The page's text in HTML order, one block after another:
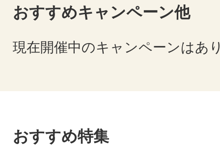
おすすめキャンペーン他
現在開催中のキャンペーンはあ
おすすめ特集